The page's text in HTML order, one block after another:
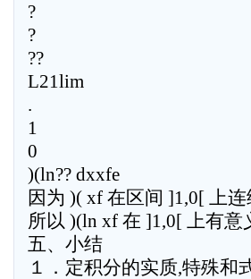
?
?
??
L21lim
.
1
0
)(ln?? dxxfe
因为 )( xf 在区间 ]1,0[ 上
所以 )(ln xf 在 ]1,0[ 上有意
五、小结
１．定积分的实质,特殊和